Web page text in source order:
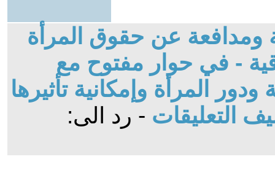
ومدافعة عن حقوق المرأة
- في حوار مفتوح مع
المرأة وإمكانية تأثيرها
التعليقات - رد الى: